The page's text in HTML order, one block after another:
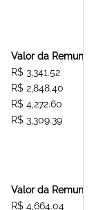
Valor da
R$ 3,341.52
R$ 2,848.40
R$ 4,272.60
R$ 3,309.39
Valor da
R$ 4,664.04